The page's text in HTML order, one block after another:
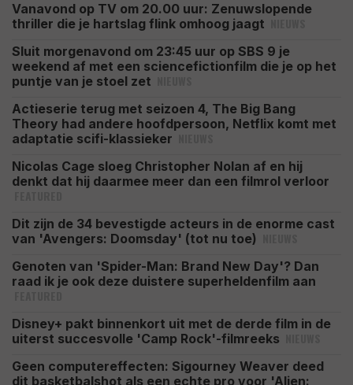
Vanavond op TV om 20.00 uur: Zenuwslopende
thriller die je hartslag flink omhoog jaagt
Sluit morgenavond om 23:45 uur op SBS 9 je
weekend af met een sciencefictionfilm die je op het
puntje van je stoel zet
Actieserie terug met seizoen 4, The Big Bang
Theory had andere hoofdpersoon, Netflix komt met
adaptatie scifi-klassieker
Nicolas Cage sloeg Christopher Nolan af en hij
denkt dat hij daarmee meer dan een filmrol verloor
Dit zijn de 34 bevestigde acteurs in de enorme cast
van 'Avengers: Doomsday' (tot nu toe)
Genoten van 'Spider-Man: Brand New Day'? Dan
raad ik je ook deze duistere superheldenfilm aan
Disney+ pakt binnenkort uit met de derde film in de
uiterst succesvolle 'Camp Rock'-filmreeks
Geen computereffecten: Sigourney Weaver deed
dit basketbalshot als een echte pro voor 'Alien: